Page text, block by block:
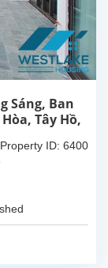
Sáng, Ban
Tây Hồ,
Property ID: 6400